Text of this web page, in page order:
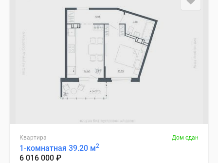
Квартира Дом сдан
1-комнатная 39.20 м2
6 016 000 ₽